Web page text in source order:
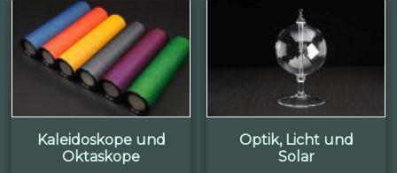
Kaleidoskope und
Oktaskope
Optik, Licht und
Solar